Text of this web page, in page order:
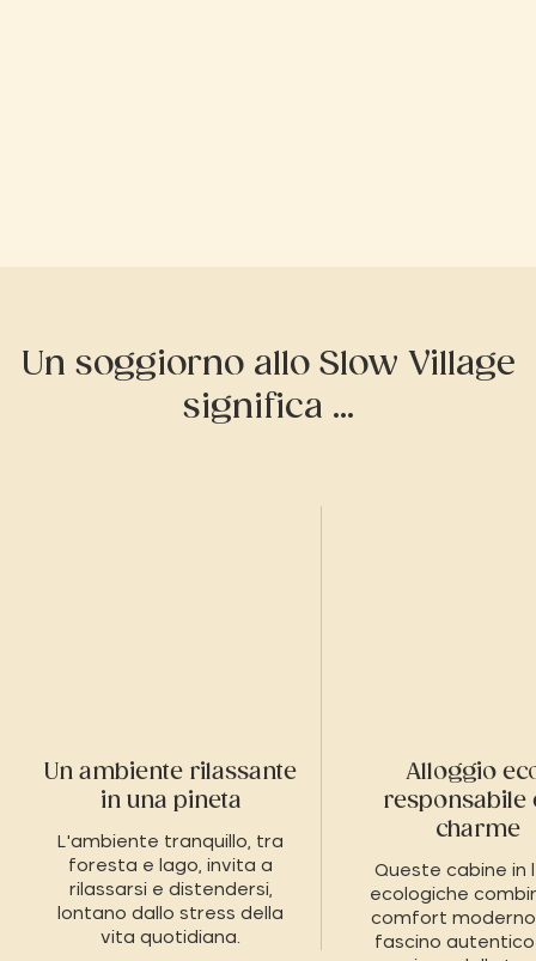
Un soggiorno allo Slow Village
significa ...
Un ambiente rilassante
in una pineta
L'ambiente tranquillo, tra
foresta e lago, invita a
rilassarsi e distendersi,
lontano dallo stress della
vita quotidiana.
Alloggio
responsabile
charme
Queste cabine in
ecologiche
comfort moderno
fascino autentico